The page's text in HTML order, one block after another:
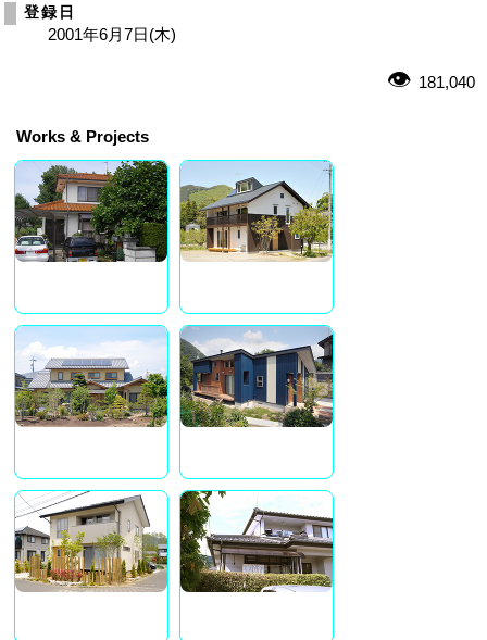
登録日
2001年6月7日(木)
181,040
Works & Projects